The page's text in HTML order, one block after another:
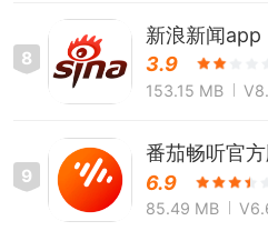
8
新浪新闻app
3.9
153.15 MB
9
番茄畅听官方
6.9
85.49 MB